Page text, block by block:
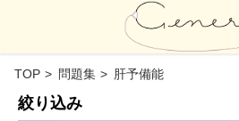
TOP 問題集 肝予備能
絞り込み